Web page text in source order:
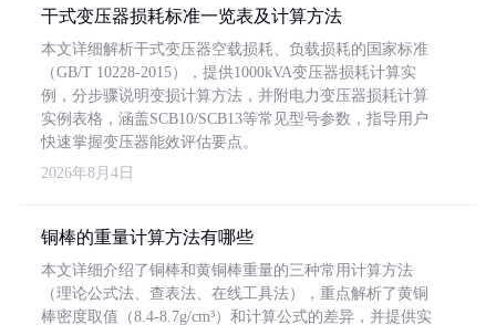
干式变压器损耗标准一览表及计算方法
本文详细解析干式变压器空载损耗、负载损耗的国家标准
（GB/T 10228-2015），提供1000kVA变压器损耗计算实
例，分步骤说明变损计算方法，并附电力变压器损耗计算
实例表格，涵盖SCB10/SCB13等常见型号参数，指导用户
快速掌握变压器能效评估要点。
2026年8月4日
铜棒的重量计算方法有哪些
本文详细介绍了铜棒和黄铜棒重量的三种常用计算方法
（理论公式法、查表法、在线工具法），重点解析了黄铜
棒密度取值（8.4-8.7g/cm³）和计算公式的差异，并提供实